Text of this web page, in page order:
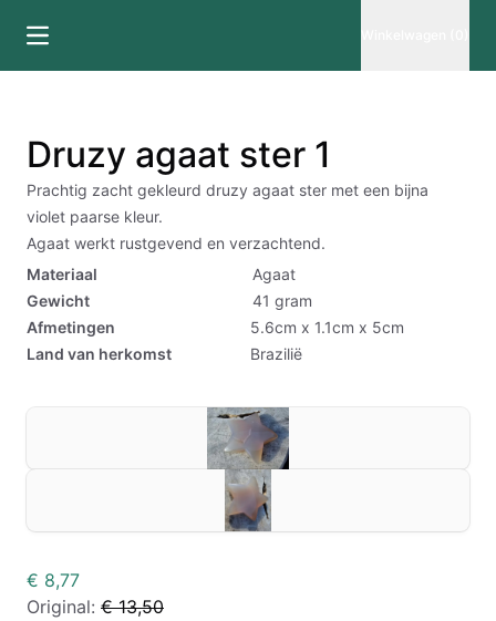
Druzy agaat ster 1
Prachtig zacht gekleurd druzy agaat ster met een bijna
violet paarse kleur.
Agaat werkt rustgevend en verzachtend.
Materiaal
Agaat
Gewicht
41 gram
Afmetingen
5.6cm x 1.1cm x 5cm
Land van herkomst
Brazilië
€ 8,77
Original: € 13,50